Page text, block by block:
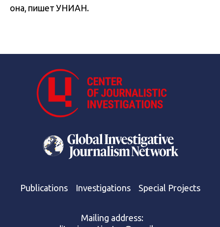
она, пишет УНИАН.
Publications Investigations Special Projects
Mailing address: